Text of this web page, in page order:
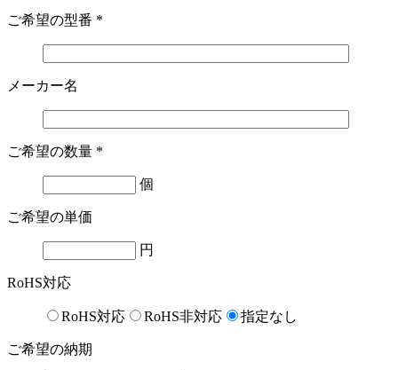
ご希望の型番 *
メーカー名
ご希望の数量 *
個
ご希望の単価
円
RoHS対応
RoHS対応 RoHS非対応 指定なし
ご希望の納期